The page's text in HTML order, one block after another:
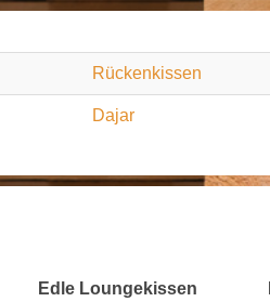
Rückenkissen
Dajar
Edle Loungekissen